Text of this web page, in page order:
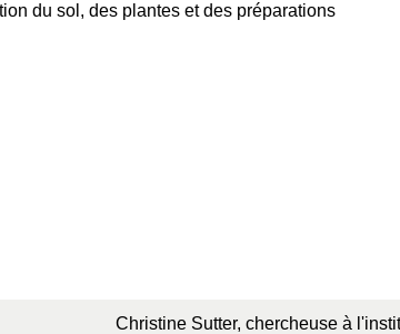
du sol, des plantes et des préparations
Christine Sutter, chercheuse à